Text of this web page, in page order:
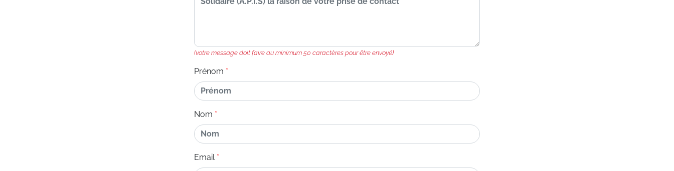
(votre message doit faire au minimum 50 caractères pour être envoyé)
Prénom
Nom
Email